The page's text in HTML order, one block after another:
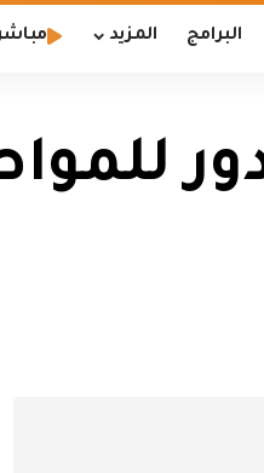
البرامج المزيد